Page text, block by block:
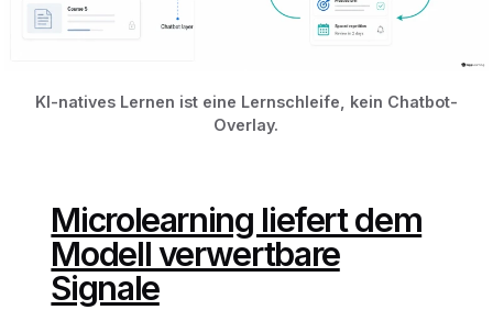
KI-natives Lernen ist eine Lernschleife, kein Chatbot-
Overlay.
Microlearning liefert dem
Modell verwertbare
Signale